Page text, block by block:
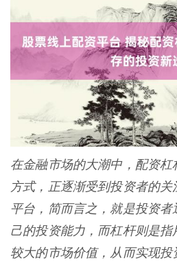
在金融市场的大潮中，配资
方式，正逐渐受到投资者的
平台，简而言之，就是投资
己的投资能力，而杠杆则是
较大的市场价值，从而实现投